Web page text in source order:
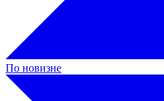
По новизне